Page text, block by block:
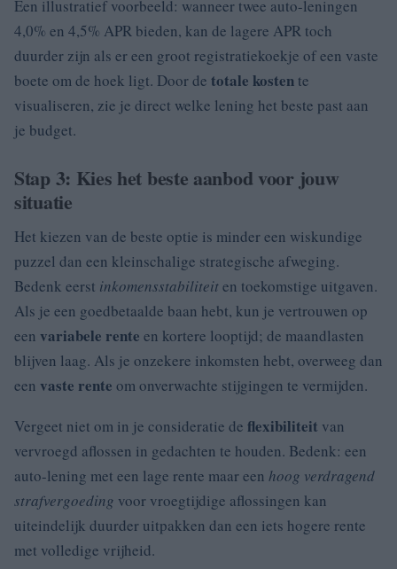
Een illustratief voorbeeld: wanneer twee auto-leningen
4,0% en 4,5% APR bieden, kan de lagere APR toch
duurder zijn als er een groot registratiekoekje of een vaste
boete om de hoek ligt. Door de totale kosten te
visualiseren, zie je direct welke lening het beste past aan
je budget.
Stap 3: Kies het beste aanbod voor jouw
situatie
Het kiezen van de beste optie is minder een wiskundige
puzzel dan een kleinschalige strategische afweging.
Bedenk eerst inkomensstabiliteiten toekomstige uitgaven.
Als je een goedbetaalde baan hebt, kun je vertrouwen op
een variabele rente en kortere looptijd; de maandlasten
blijven laag. Als je onzekere inkomsten hebt, overweeg dan
een vaste rente om onverwachte stijgingen te vermijden.
Vergeet niet om in je consideratie de flexibiliteit van
vervroegd aflossen in gedachten te houden. Bedenk: een
auto-lening met een lage rente maar een hoog verdragend
strafvergoeding voor vroegtijdige aflossingen kan
uiteindelijk duurder uitpakken dan een iets hogere rente
met volledige vrijheid.